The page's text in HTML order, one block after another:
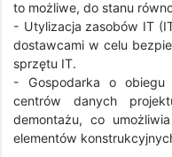
to możliwe, do stanu
- Utylizacja zasobów IT
dostawcami w celu
sprzętu IT.
- Gospodarka o obiegu
centrów danych
demontażu, co
elementów